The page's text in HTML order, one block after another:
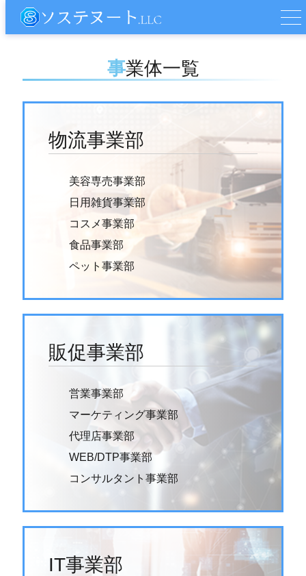
事業体一覧
物流事業部
美容専売事業部
日用雑貨事業部
コスメ事業部
食品事業部
ペット事業部
販促事業部
営業事業部
マーケティング事業部
代理店事業部
WEB/DTP事業部
コンサルタント事業部
IT事業部